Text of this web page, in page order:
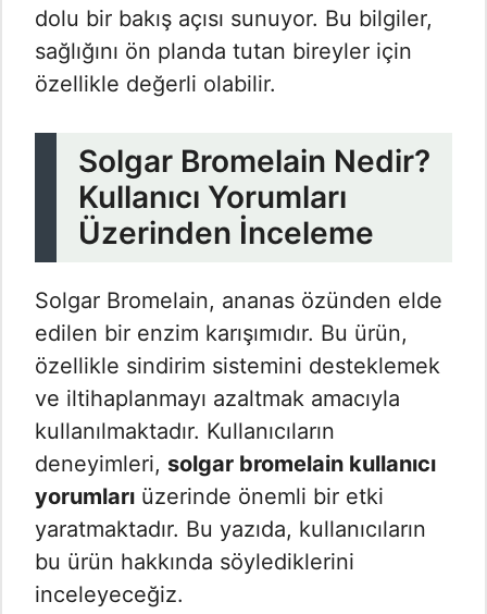
dolu bir bakış açısı sunuyor. Bu bilgiler,
sağlığını ön planda tutan bireyler için
özellikle değerli olabilir.
Solgar Bromelain Nedir?
Kullanıcı Yorumları
Üzerinden İnceleme
Solgar Bromelain, ananas özünden elde
edilen bir enzim karışımıdır. Bu ürün,
özellikle sindirim sistemini desteklemek
ve iltihaplanmayı azaltmak amacıyla
kullanılmaktadır. Kullanıcıların
deneyimleri, solgar bromelain kullanıcı
yorumları üzerinde önemli bir etki
yaratmaktadır. Bu yazıda, kullanıcıların
bu ürün hakkında söylediklerini
inceleyeceğiz.